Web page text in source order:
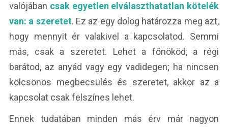
valójában csak egyetlen elválaszthatatlan kötelék
van: a szeretet. Ez az egy dolog határozza meg azt,
hogy mennyit ér valakivel a kapcsolatod. Semmi
más, csak a szeretet. Lehet a főnököd, a régi
barátod, az anyád vagy egy vadidegen; ha nincsen
kölcsönös megbecsülés és szeretet, akkor az a
kapcsolat csak felszínes lehet.
Ennek tudatában minden más érv már nagyon